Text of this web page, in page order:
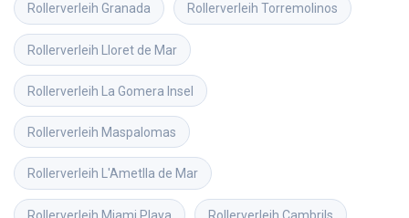
Rollerverleih Granada Rollerverleih Torremolinos
Rollerverleih Lloret de Mar
Rollerverleih La Gomera Insel
Rollerverleih Maspalomas
Rollerverleih L'Ametlla de Mar
Rollerverleih Miami Playa Rollerverleih Cambrils